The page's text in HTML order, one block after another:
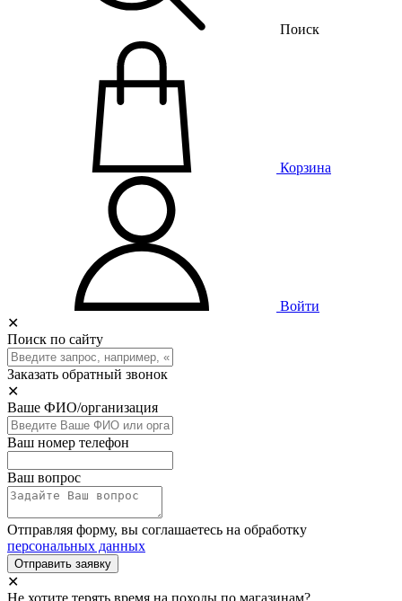
Поиск
Корзина
Войти
✕
Поиск по сайту
Заказать обратный звонок
✕
Ваше ФИО/организация
Ваш номер телефон
Ваш вопрос
Отправляя форму, вы соглашаетесь на обработку
персональных данных
Отправить заявку
✕
Не хотите терять время на походы по магазинам?